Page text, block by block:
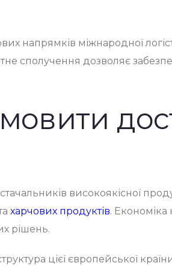
напрямків міжнародної
сполучення дозволяє
високоякісної
харчових продуктів. Економіка
рішень.
цієї європейської